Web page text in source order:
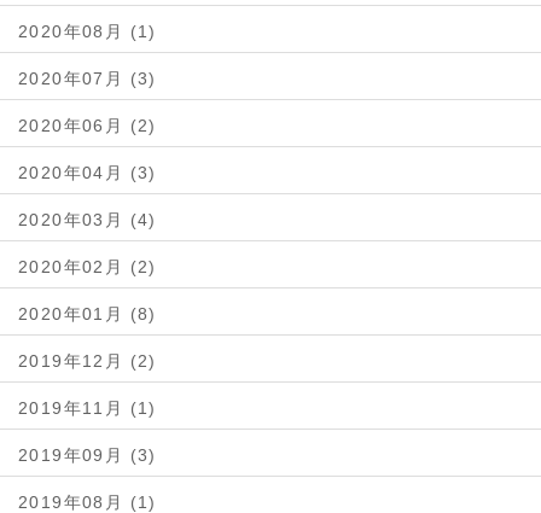
2020年08月 (1)
2020年07月 (3)
2020年06月 (2)
2020年04月 (3)
2020年03月 (4)
2020年02月 (2)
2020年01月 (8)
2019年12月 (2)
2019年11月 (1)
2019年09月 (3)
2019年08月 (1)